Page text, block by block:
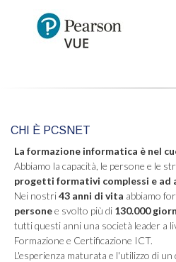
CHI È PCSNET
La formazione informatica è nel
Abbiamo la capacità, le persone e le
progetti formativi complessi e ad
Nei nostri43 anni di vita abbiamo
personee svolto più di 130.000
tutti questi anni una società leader a
Formazione e Certificazione ICT.
L'esperienza maturata e l'utilizzo di